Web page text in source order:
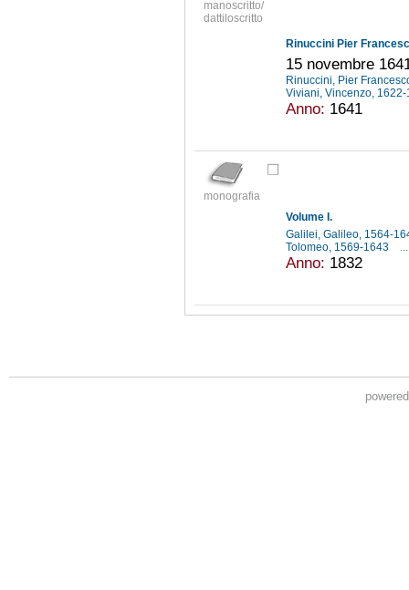
manoscritto/
dattiloscritto
Rinuccini Pier
15 novembre
Rinuccini, Pier
Viviani, Vincenzo,
Anno: 1641
monografia
Volume I.
Galilei, Galileo, 1564-
Tolomeo, 1569-1643
...
Anno: 1832